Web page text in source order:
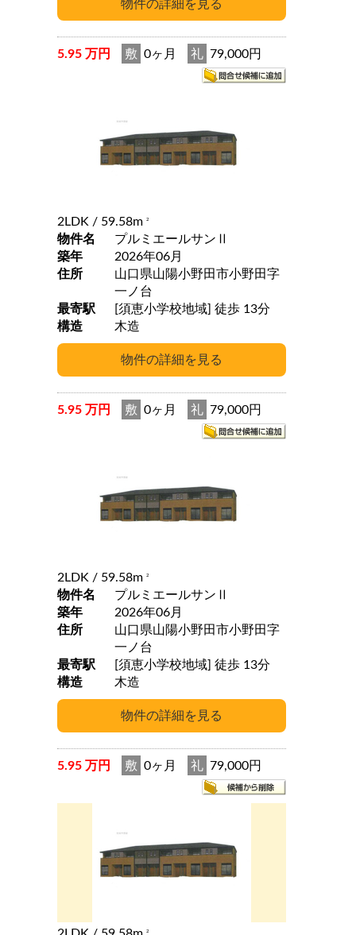
5.95 万円 敷 0ヶ月 礼 79,000円
2LDK / 59.58m 2
物件名
プルミエールサンⅡ
築年
2026年06月
住所
山口県山陽小野田市小野田字
一ノ台
最寄駅
[須恵小学校地域] 徒歩 13分
構造
木造
5.95 万円 敷 0ヶ月 礼 79,000円
2LDK / 59.58m 2
物件名
プルミエールサンⅡ
築年
2026年06月
住所
山口県山陽小野田市小野田字
一ノ台
最寄駅
[須恵小学校地域] 徒歩 13分
構造
木造
5.95 万円 敷 0ヶ月 礼 79,000円
2